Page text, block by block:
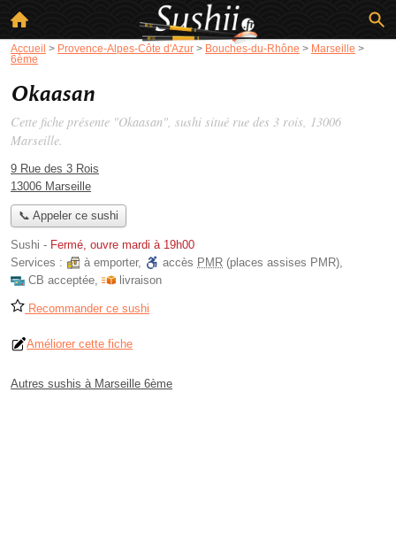
Accueil > Provence-Alpes-Côte d'Azur > Bouches-du-Rhône > Marseille >
6ème
Okaasan
Cette fiche présente "Okaasan", sushi situé rue des 3 rois, 13006
Marseille.
9 Rue des 3 Rois
13006 Marseille
📞 Appeler ce sushi
Sushi - Fermé, ouvre mardi à 19h00
Services :
à emporter, accès PMR (places assises PMR),
CB acceptée, livraison
Recommander ce sushi
Améliorer cette fiche
Autres sushis à Marseille 6ème